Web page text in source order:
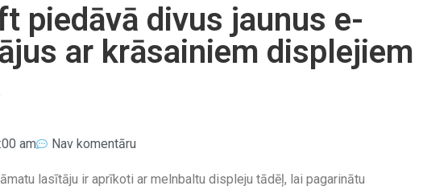
piedāvā divus jaunus e-
ar krāsainiem displejiem
am Nav komentāru
lasītāju ir aprīkoti ar melnbaltu displeju tādēļ, lai pagarinātu